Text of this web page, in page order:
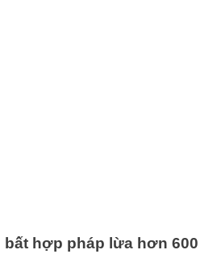
hợp pháp lừa hơn 600